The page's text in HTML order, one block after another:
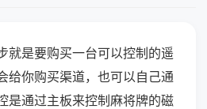
就是要购买一台可以控制的遥
给你购买渠道，也可以自己通
是通过主板来控制麻将牌的磁